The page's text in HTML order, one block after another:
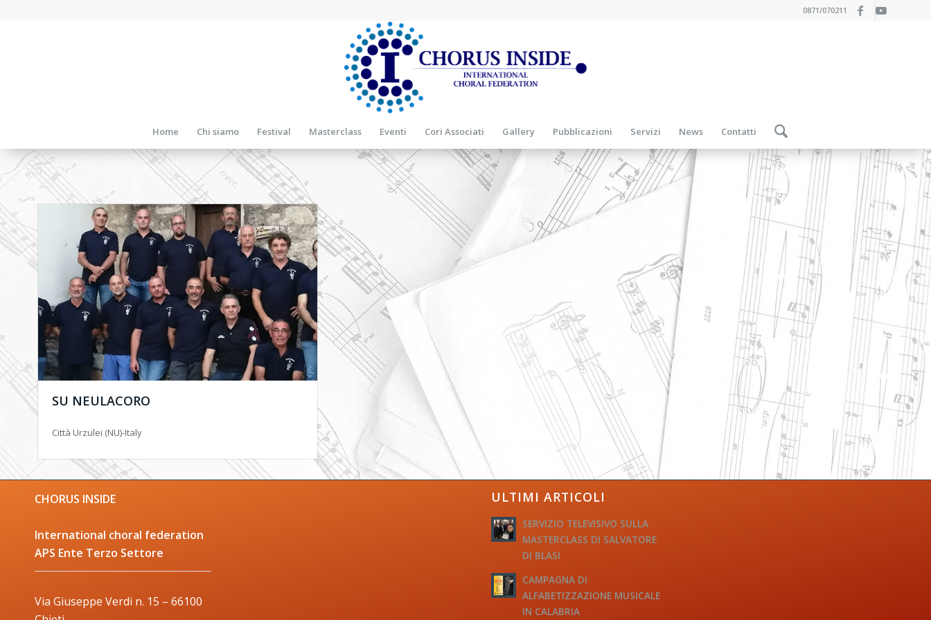
0871/070211
Home Chi siamo Festival Masterclass Eventi Cori Associati Gallery Pubblicazioni Servizi News Contatti
SU NEULACORO
Città Urzulei (NU)-Italy
CHORUS INSIDE
International choral federation
APS Ente Terzo Settore
Via Giuseppe Verdi n. 15 – 66100
ULTIMI ARTICOLI
SERVIZIO TELEVISIVO SULLA
MASTERCLASS DI SALVATORE
DI BLASI
CAMPAGNA DI
ALFABETIZZAZIONE MUSICALE
IN CALABRIA